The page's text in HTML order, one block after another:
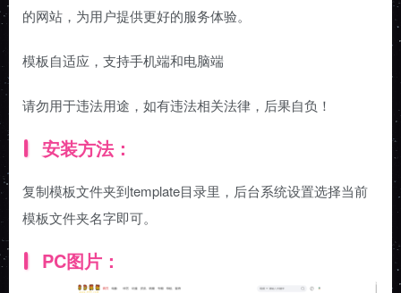
的网站，为用户提供更好的服务体验。
模板自适应，支持手机端和电脑端
请勿用于违法用途，如有违法相关法律，后果自负！
安装方法：
复制模板文件夹到template目录里，后台系统设置选择当前
模板文件夹名字即可。
PC图片：